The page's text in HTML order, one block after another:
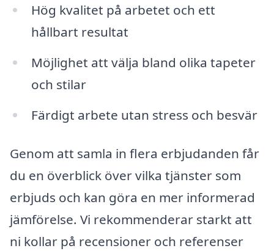
Hög kvalitet på arbetet och ett
hållbart resultat
Möjlighet att välja bland olika tapeter
och stilar
Färdigt arbete utan stress och besvär
Genom att samla in flera erbjudanden får
du en överblick över vilka tjänster som
erbjuds och kan göra en mer informerad
jämförelse. Vi rekommenderar starkt att
ni kollar på recensioner och referenser